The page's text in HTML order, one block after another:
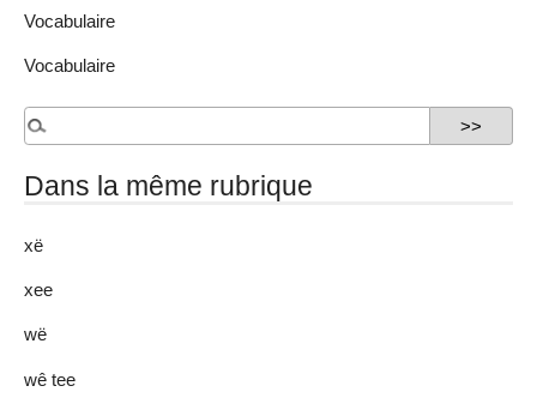
Vocabulaire
Vocabulaire
Dans la même rubrique
xë
xee
wë
wê tee